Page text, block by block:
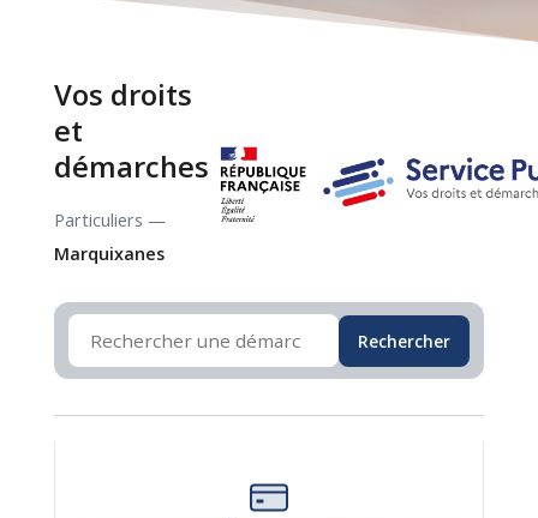
Vos droits
et
démarches
Particuliers —
Marquixanes
Rechercher